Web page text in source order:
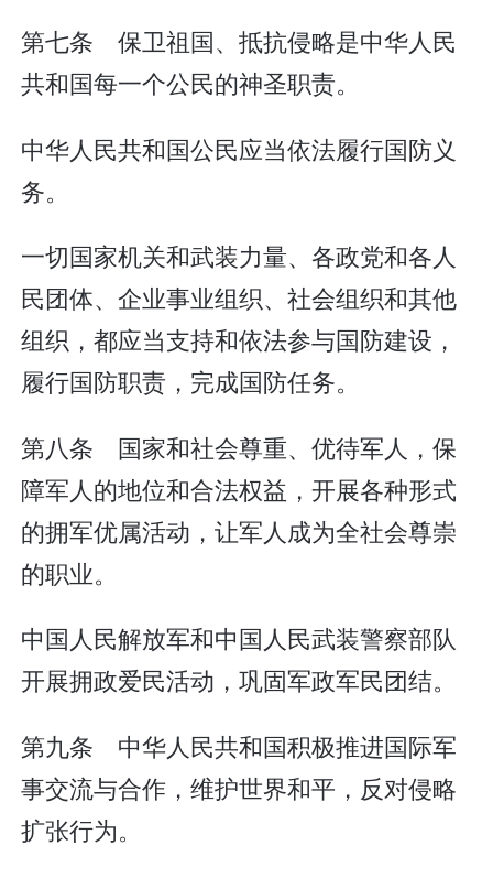
第七条 保卫祖国、抵抗侵略是中华人民
共和国每一个公民的神圣职责。
中华人民共和国公民应当依法履行国防义
务。
一切国家机关和武装力量、各政党和各人
民团体、企业事业组织、社会组织和其他
组织，都应当支持和依法参与国防建设，
履行国防职责，完成国防任务。
第八条 国家和社会尊重、优待军人，保
障军人的地位和合法权益，开展各种形式
的拥军优属活动，让军人成为全社会尊崇
的职业。
中国人民解放军和中国人民武装警察部队
开展拥政爱民活动，巩固军政军民团结。
第九条 中华人民共和国积极推进国际军
事交流与合作，维护世界和平，反对侵略
扩张行为。